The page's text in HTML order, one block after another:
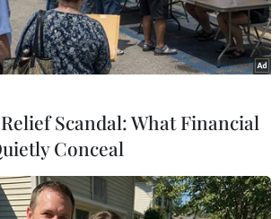
Scandal: What Financial
Conceal